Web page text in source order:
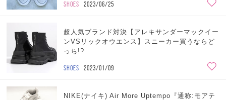
SHOES 2023/06/25
超人気ブランド対決【アレキサンダーマックイー
ンVSリックオウエンス】スニーカー買うならど
っち!?
SHOES 2023/01/09
NIKE(ナイキ) Air More Uptempo『通称:モアテ